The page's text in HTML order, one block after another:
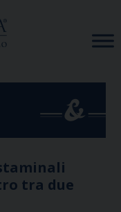
tra due